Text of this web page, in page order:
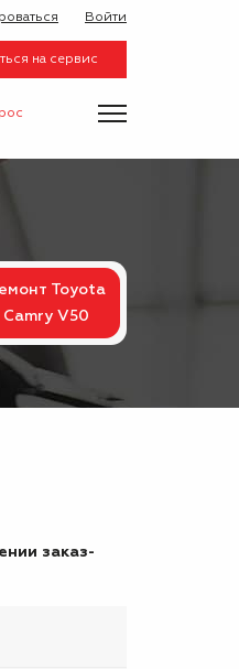
на сервис
Войти
Toyota
Camry V50
заказ-